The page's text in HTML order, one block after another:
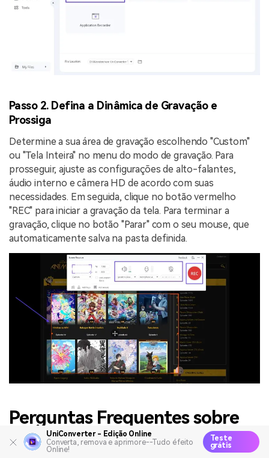
Passo 2. Defina a Dinâmica de Gravação e
Prossiga
Determine a sua área de gravação escolhendo "Custom"
ou "Tela Inteira" no menu do modo de gravação. Para
prosseguir, ajuste as configurações de alto-falantes,
áudio interno e câmera HD de acordo com suas
necessidades. Em seguida, clique no botão vermelho
"REC" para iniciar a gravação da tela. Para terminar a
gravação, clique no botão "Parar" com o seu mouse, que
automaticamente salva na pasta definida.
Perguntas Frequentes sobre
Transmissão de Filmes do
UniConverter - Edição Online
Converta, remova e aprimore--Tudo é feito
Online!
Teste
grátis